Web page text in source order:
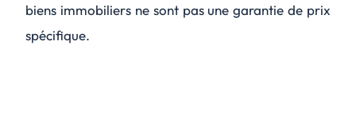
biens immobiliers ne sont pas une garantie de prix
spécifique.